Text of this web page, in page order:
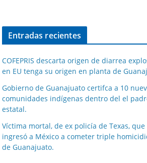
Entradas recientes
COFEPRIS descarta origen de diarrea
en EU tenga su origen en planta de
Gobierno de Guanajuato certifca a 10
comunidades indígenas dentro del el
estatal.
Víctima mortal, de ex policía de Texas, que
ingresó a México a cometer triple
de Guanajuato.